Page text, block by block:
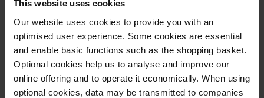
This website uses cookies
Our website uses cookies to provide you with an
optimised user experience. Some cookies are essential
and enable basic functions such as the shopping basket.
Optional cookies help us to analyse and improve our
online offering and to operate it economically. When using
optional cookies, data may be transmitted to companies
Détails techniques